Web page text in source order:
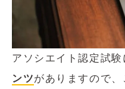
アソシエイト認定試験
ンツがありますので